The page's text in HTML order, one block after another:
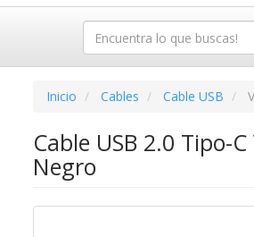
Inicio Cables Cable USB
Cable USB 2.0 Tipo-
Negro